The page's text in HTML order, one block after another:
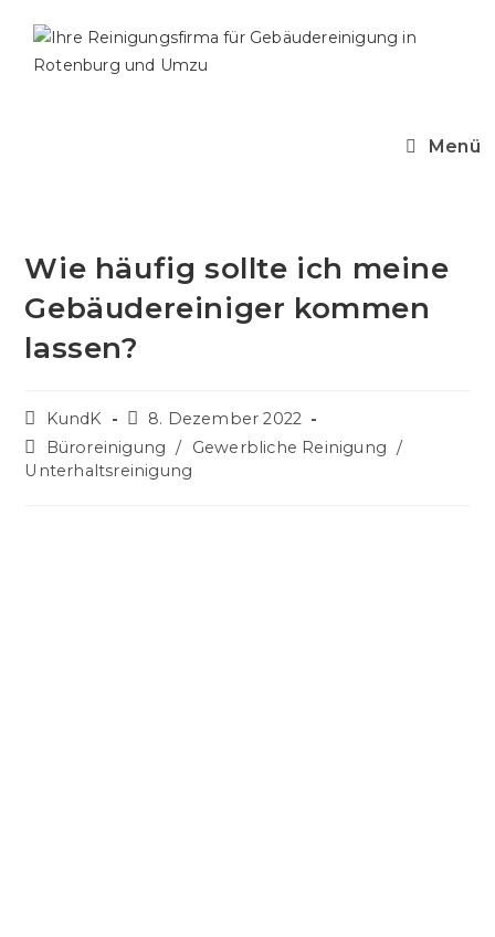
Menü
Wie häufig sollte ich meine
Gebäudereiniger kommen
lassen?
KundK
8. Dezember 2022
Büroreinigung / Gewerbliche Reinigung /
Unterhaltsreinigung